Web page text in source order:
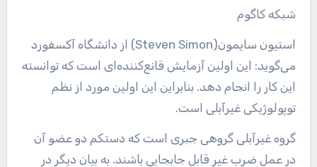
شبکه کاگوم
استیون سایمون(Steven Simon) از دانشگاه آکسفورد
می‌گوید: این اولین آزمایش قانع‌کننده‌ای است که توانسته
این کار را انجام دهد. بنابراین این اولین مورد از نظم
توپولوژیکی غیرآبلی است.
گروه غیرآبلی گروهی جبری است که دستکم دو عضو آن
در عمل ضرب غیر قابل جابجایی باشند. به بیان دیگر در